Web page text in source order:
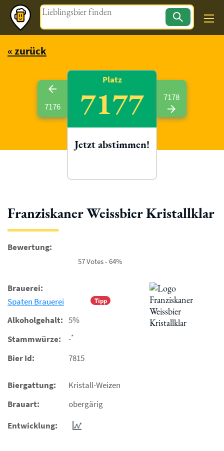
Magazin
« zurück
Franziskaner Weissbier Kristallklar
Bewertung:
57 Votes - 64%
Brauerei:
Tipp
Spaten Brauerei
Alkoholgehalt: 5%
Stammwürze:
-*
Bier Id: 7815
Biergattung:
Kristall-Weizen
Brauart:
obergärig
Entwicklung:
7176
Platz
7177
Jetzt abstimmen!
7178